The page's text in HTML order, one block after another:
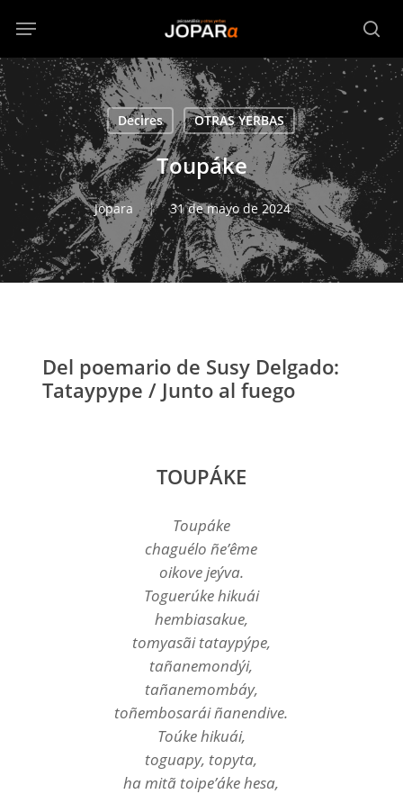
main
content
Menu
Decires OTRAS YERBAS
Toupáke
Jopara 31 de mayo de 2024
Del poemario de Susy Delgado:
Tataypype / Junto al fuego
TOUPÁKE
Toupáke
chaguélo ñe’ême
oikove jeýva.
Toguerúke hikuái
hembiasakue,
tomyasãi tataypýpe,
tañanemondýi,
tañanemombáy,
toñembosarái ñanendive.
Toúke hikuái,
toguapy, topyta,
ha mitã toipe’áke hesa,